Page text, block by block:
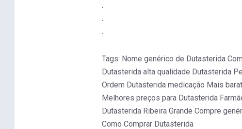
.
.
.
Tags: Nome genérico de Dutasterida
Dutasterida alta qualidade Dutasterida
Ordem Dutasterida medicação Mais
Melhores preços para Dutasterida
Dutasterida Ribeira Grande Compre
Como Comprar Dutasterida